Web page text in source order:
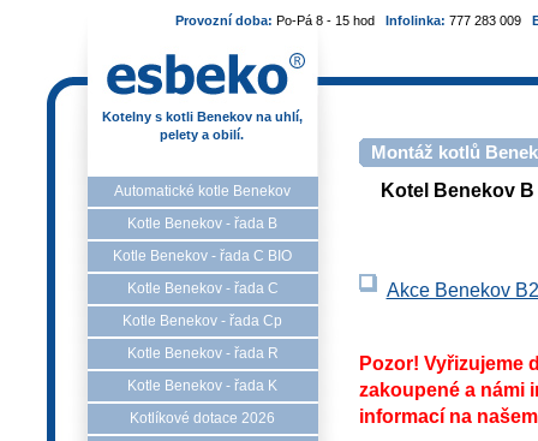
Provozní doba: Po-Pá 8 - 15 hod Infolinka: 777 283 009
Kotelny s kotli Benekov na uhlí,
pelety a obilí.
Automatické kotle Benekov
Kotle Benekov - řada B
Kotle Benekov - řada C BIO
Kotle Benekov - řada C
Kotle Benekov - řada Cp
Kotle Benekov - řada R
Kotle Benekov - řada K
Kotlíkové dotace 2026
Montáž kotlů
Kotel Benekov
Akce Benekov
Pozor! Vyřizujeme
zakoupené a námi
informací na